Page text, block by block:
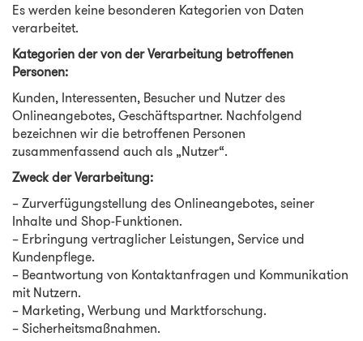
Es werden keine besonderen Kategorien von Daten
verarbeitet.
Kategorien der von der Verarbeitung betroffenen
Personen:
Kunden, Interessenten, Besucher und Nutzer des
Onlineangebotes, Geschäftspartner. Nachfolgend
bezeichnen wir die betroffenen Personen
zusammenfassend auch als „Nutzer“.
Zweck der Verarbeitung:
– Zurverfügungstellung des Onlineangebotes, seiner
Inhalte und Shop-Funktionen.
– Erbringung vertraglicher Leistungen, Service und
Kundenpflege.
– Beantwortung von Kontaktanfragen und Kommunikation
mit Nutzern.
– Marketing, Werbung und Marktforschung.
– Sicherheitsmaßnahmen.